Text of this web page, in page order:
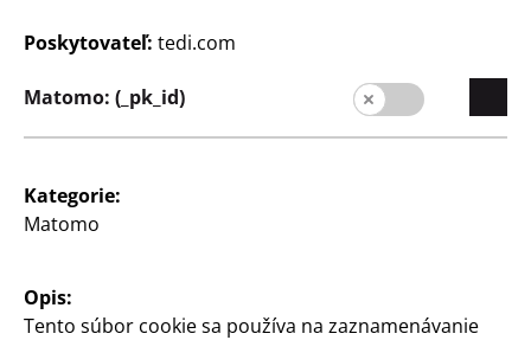
Kontakt
Zákazníci
Informácia pre zákazníkov
Poskytovateľ: tedi.com
Matomo: (_pk_id)
Kategorie:
Matomo
Opis:
Tento súbor cookie sa používa na zaznamenávanie